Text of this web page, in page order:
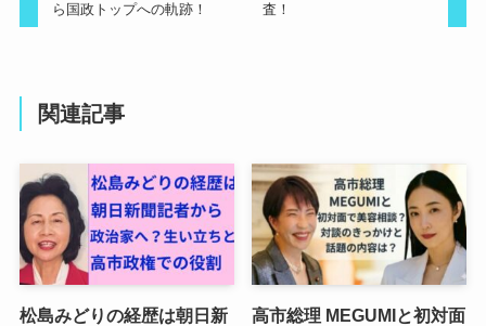
ら国政トップへの軌跡！
査！
関連記事
松島みどりの経歴は朝日新
高市総理 MEGUMIと初対面